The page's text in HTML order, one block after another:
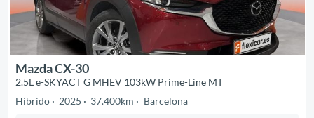
Mazda CX-30
2.5L e-SKYACT G MHEV 103kW Prime-Line MT
Híbrido
2025 37.400km Barcelona